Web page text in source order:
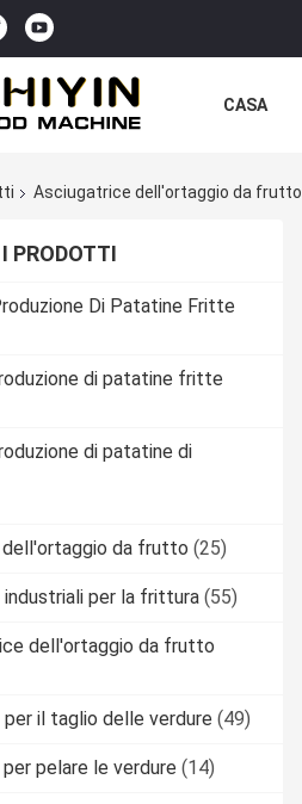
CASA
Asciugatrice dell'ortaggio da frutto
PRODOTTI
Di Patatine Fritte
di patatine fritte
di patatine di
dell'ortaggio da frutto (25)
industriali per la frittura (55)
dell'ortaggio da frutto
per il taglio delle verdure (49)
per pelare le verdure (14)